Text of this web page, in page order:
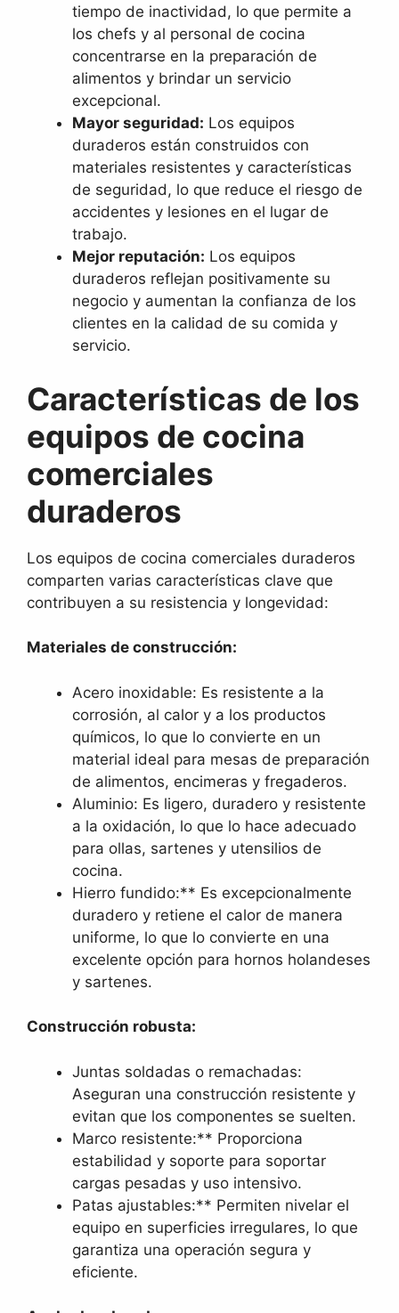
tiempo de inactividad, lo que permite a
los chefs y al personal de cocina
concentrarse en la preparación de
alimentos y brindar un servicio
excepcional.
Mayor seguridad: Los equipos
duraderos están construidos con
materiales resistentes y características
de seguridad, lo que reduce el riesgo de
accidentes y lesiones en el lugar de
trabajo.
Mejor reputación: Los equipos
duraderos reflejan positivamente su
negocio y aumentan la confianza de los
clientes en la calidad de su comida y
servicio.
Características de los
equipos de cocina
comerciales
duraderos
Los equipos de cocina comerciales duraderos
comparten varias características clave que
contribuyen a su resistencia y longevidad:
Materiales de construcción:
Acero inoxidable: Es resistente a la
corrosión, al calor y a los productos
químicos, lo que lo convierte en un
material ideal para mesas de preparación
de alimentos, encimeras y fregaderos.
Aluminio: Es ligero, duradero y resistente
a la oxidación, lo que lo hace adecuado
para ollas, sartenes y utensilios de
cocina.
Hierro fundido:** Es excepcionalmente
duradero y retiene el calor de manera
uniforme, lo que lo convierte en una
excelente opción para hornos holandeses
y sartenes.
Construcción robusta:
Juntas soldadas o remachadas:
Aseguran una construcción resistente y
evitan que los componentes se suelten.
Marco resistente:** Proporciona
estabilidad y soporte para soportar
cargas pesadas y uso intensivo.
Patas ajustables:** Permiten nivelar el
equipo en superficies irregulares, lo que
garantiza una operación segura y
eficiente.